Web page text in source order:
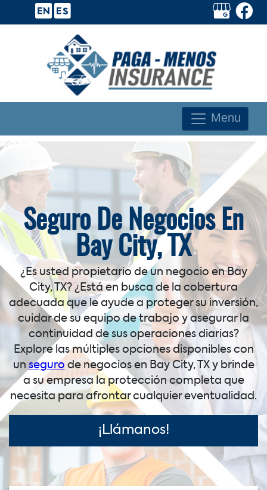
Menu
Seguro De Negocios En
Bay City, TX
¿Es usted propietario de un negocio en Bay
City, TX? ¿Está en busca de la cobertura
adecuada que le ayude a proteger su inversión,
cuidar de su equipo de trabajo y asegurar la
continuidad de sus operaciones diarias?
Explore las múltiples opciones disponibles con
un seguro de negocios en Bay City, TX y brinde
a su empresa la protección completa que
necesita para afrontar cualquier eventualidad.
¡Llámanos!